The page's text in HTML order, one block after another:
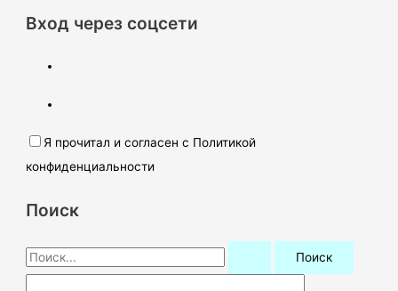
Вход через соцсети
Я прочитал и согласен с Политикой
конфиденциальности
Поиск
П
о